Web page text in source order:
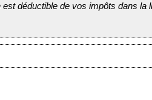
déductible de vos impôts dans la